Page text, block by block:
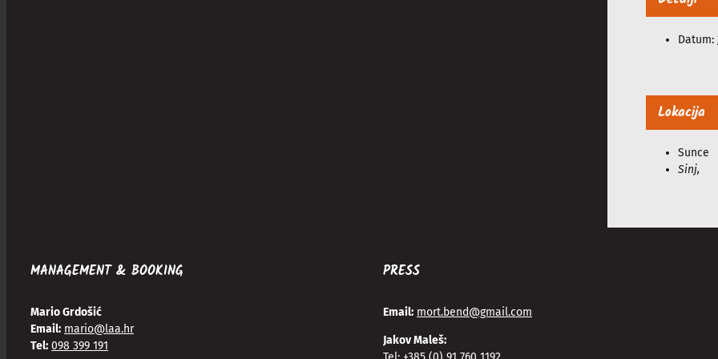
Datum:
Lokacija
Sunce
Sinj,
MANAGEMENT & BOOKING
Mario Grdošić
Email: mario@laa.hr
Tel: 098 399 191
PRESS
Email: mort.bend@gmail.com
Jakov Maleš: